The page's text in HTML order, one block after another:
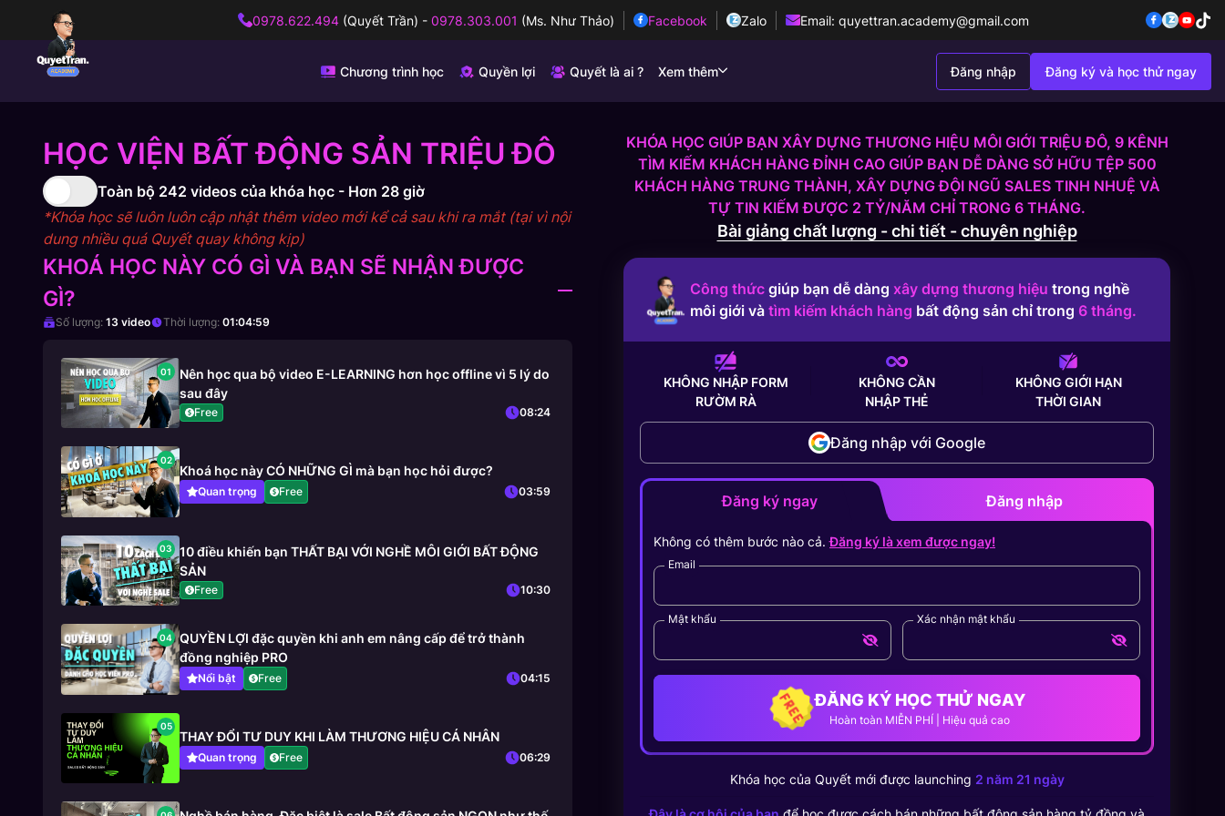
0978.622.494 (Quyết Trần) - 0978.303.001 (Ms. Như Thảo) Facebook Zalo Email: quyettran.academy@gmail.com
Chương trình học Quyền lợi Quyết là ai ? Xem thêm Đăng nhập Đăng ký và học thử ngay
HỌC VIỆN BẤT ĐỘNG SẢN TRIỆU ĐÔ
Toàn bộ 242 videos của khóa học - Hơn 28 giờ
*Khóa học sẽ luôn luôn cập nhật thêm video mới kể cả sau khi ra mắt (tại vì nội
dung nhiều quá Quyết quay không kịp)
KHOÁ HỌC NÀY CÓ GÌ VÀ BẠN SẼ NHẬN ĐƯỢC
GÌ?
Số lượng: 13 video Thời lượng: 01:04:59
01
Nên học qua bộ video E-LEARNING hơn học offline vì 5 lý do
sau đây
Free 08:24
02
Khoá học này CÓ NHỮNG GÌ mà bạn học hỏi được?
Quan trọng Free 03:59
03
10 điều khiến bạn THẤT BẠI VỚI NGHỀ MÔI GIỚI BẤT ĐỘNG
SẢN
Free 10:30
04
QUYỀN LỢI đặc quyền khi anh em nâng cấp để trở thành
đồng nghiệp PRO
Nổi bật Free 04:15
05
THAY ĐỔI TƯ DUY KHI LÀM THƯƠNG HIỆU CÁ NHÂN
Quan trọng Free 06:29
KHÓA HỌC GIÚP BẠN XÂY DỰNG THƯƠNG HIỆU MÔI GIỚI TRIỆU ĐÔ, 9 KÊNH
TÌM KIẾM KHÁCH HÀNG ĐỈNH CAO GIÚP BẠN DỄ DÀNG SỞ HỮU TỆP 500
KHÁCH HÀNG TRUNG THÀNH, XÂY DỰNG ĐỘI NGŨ SALES TINH NHUỆ VÀ
TỰ TIN KIẾM ĐƯỢC 2 TỶ/NĂM CHỈ TRONG 6 THÁNG.
Bài giảng chất lượng - chi tiết - chuyên nghiệp
Công thức giúp bạn dễ dàng xây dựng thương hiệu trong nghề
môi giới và tìm kiếm khách hàng bất động sản chỉ trong 6 tháng.
KHÔNG NHẬP FORM
RƯỜM RÀ
KHÔNG CẦN
NHẬP THẺ
KHÔNG GIỚI HẠN
THỜI GIAN
Đăng nhập với Google
Đăng ký ngay Đăng nhập
Không có thêm bước nào cả.Đăng ký là xem được ngay!
Email
Mật khẩu Xác nhận mật khẩu
ĐĂNG KÝ HỌC THỬ NGAY
Hoàn toàn MIỄN PHÍ | Hiệu quả cao
Khóa học của Quyếtmới được launching 2 năm 21 ngày